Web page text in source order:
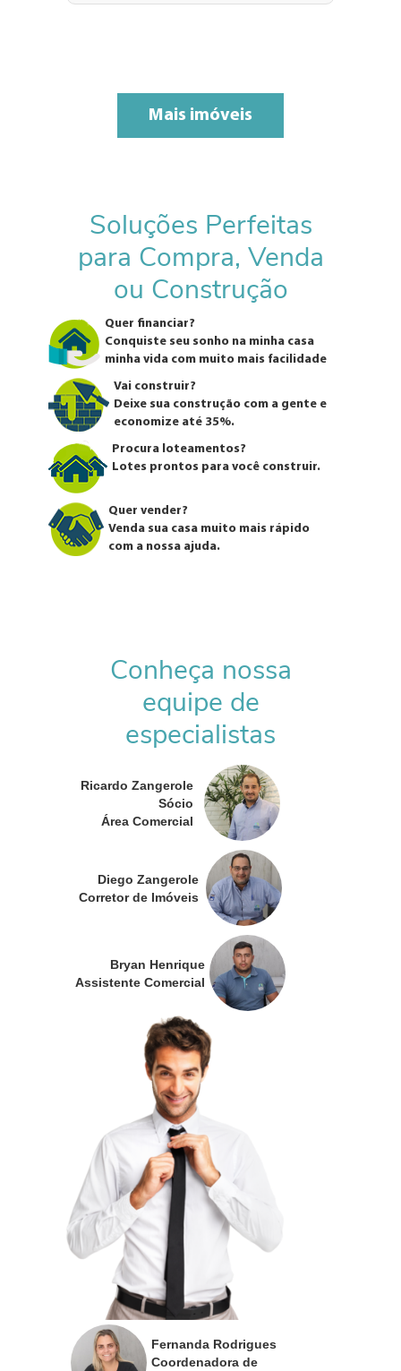
Mais imóveis
Soluções Perfeitas
para Compra, Venda
ou Construção
Quer financiar?
Conquiste seu sonho na minha casa
minha vida com muito mais facilidade
Vai construir?
Deixe sua construção com a gente e
economize até 35%.
Procura loteamentos?
Lotes prontos para você construir.
Quer vender?
Venda sua casa muito mais rápido
com a nossa ajuda.
Conheça nossa
equipe de
especialistas
Ricardo Zangerole
Sócio
Área Comercial
Diego Zangerole
Corretor de Imóveis
Bryan Henrique
Assistente Comercial
Fernanda Rodrigues
Coordenadora de